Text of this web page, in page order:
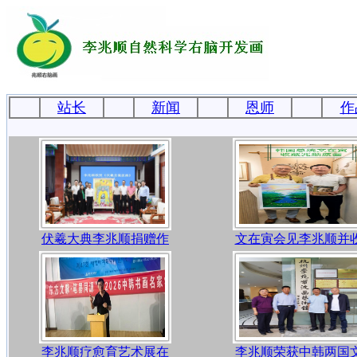
站长 新闻 恩师 作
伏羲大典李兆顺捐赠作 文在寅会见李兆顺并
李兆顺疗愈育艺术展在 李兆顺荣获中韩两国